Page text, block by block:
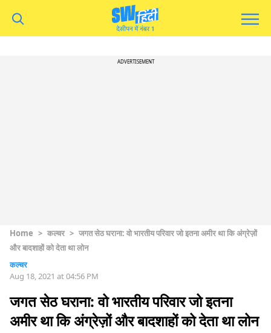
ADVERTISEMENT
Home > कल्चर > जगत सेठ घराना: वो भारतीय परिवार जो इतना अमीर था कि अंग्रेज़ों
और बादशाहों को देता था लोन
कल्चर
Aug 18, 2021 at 04:56 PM
जगत सेठ घराना: वो भारतीय परिवार जो इतना
अमीर था कि अंग्रेज़ों और बादशाहों को देता था लोन